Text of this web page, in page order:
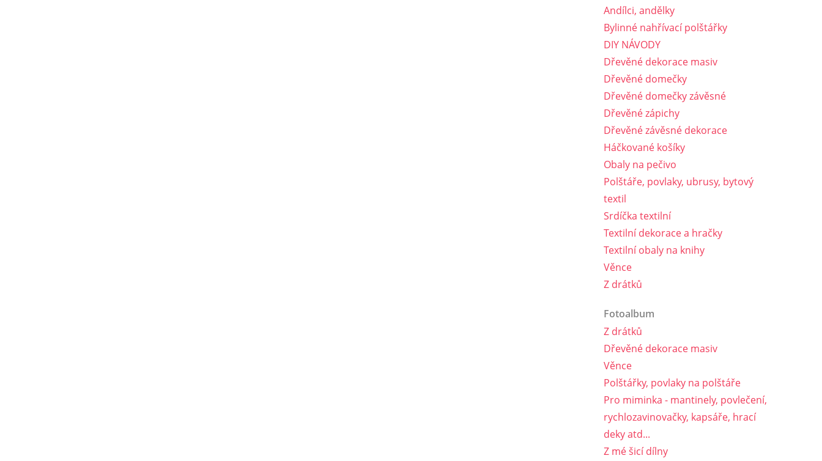
Andílci, andělky
Bylinné nahřívací polštářky
DIY NÁVODY
Dřevěné dekorace masiv
Dřevěné domečky
Dřevěné domečky závěsné
Dřevěné zápichy
Dřevěné závěsné dekorace
Háčkované košíky
Obaly na pečivo
Polštáře, povlaky, ubrusy, bytový
textil
Srdíčka textilní
Textilní dekorace a hračky
Textilní obaly na knihy
Věnce
Z drátků
Fotoalbum
Z drátků
Dřevěné dekorace masiv
Věnce
Polštářky, povlaky na polštáře
Pro miminka - mantinely, povlečení,
rychlozavinovačky, kapsáře, hrací
deky atd...
Z mé šicí dílny